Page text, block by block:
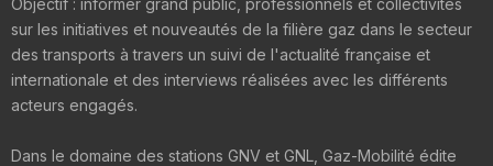
Objectif : informer grand public, professionnels et collectivités
sur les initiatives et nouveautés de la filière gaz dans le secteur
des transports à travers un suivi de l'actualité française et
internationale et des interviews réalisées avec les différents
acteurs engagés.
Dans le domaine des stations GNV et GNL, Gaz-Mobilité édite